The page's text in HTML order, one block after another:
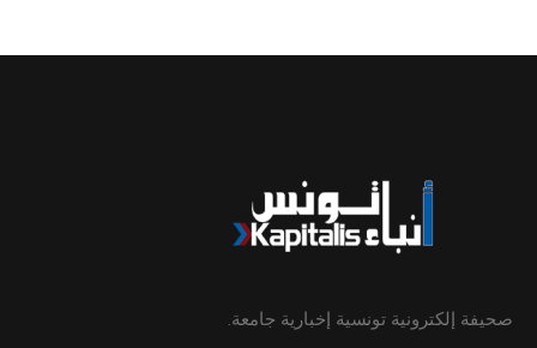
صحيفة إلكترونية تونسية إخبارية جامعة.